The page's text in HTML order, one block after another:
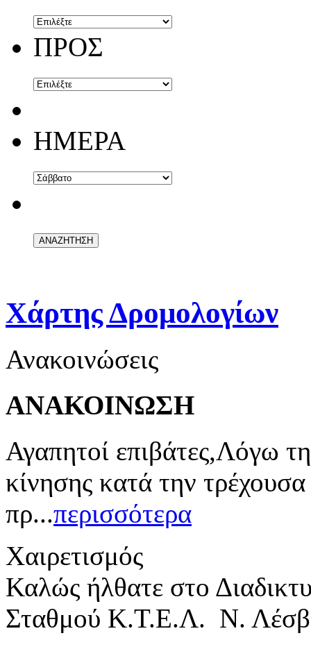
ΠΡΟΣ
ΗΜΕΡΑ
Χάρτης Δρομολογίων
Ανακοινώσεις
ΑΝΑΚΟΙΝΩΣΗ
Αγαπητοί επιβάτες,Λόγω
κίνησης κατά την
πρ...περισσότερα
Χαιρετισμός
Καλώς ήλθατε στο
Σταθμού Κ.Τ.Ε.Λ. Ν.